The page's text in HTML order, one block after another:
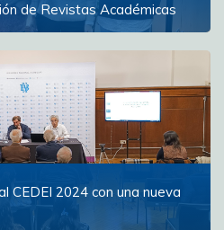
de Revistas Académicas
décadas, asumió por segundo
de la Asociación Uruguaya
-AURA-
CEDEI 2024 con una nueva